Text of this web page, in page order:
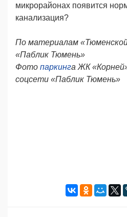
микрорайонах появится
канализация?
По материалам «Тюменской
«Паблик Тюмень»
Фото паркинга ЖК
соцсети «Паблик Тюмень»